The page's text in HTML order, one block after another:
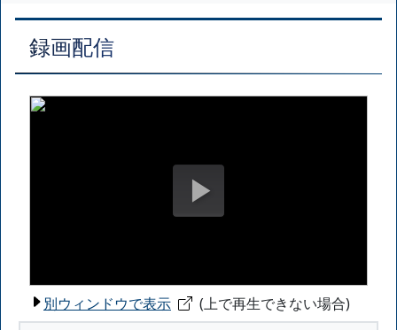
録画配信
別ウィンドウで表示
(上で再生できない場合)